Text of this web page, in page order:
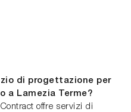
di progettazione per
a Lamezia Terme?
offre servizi di